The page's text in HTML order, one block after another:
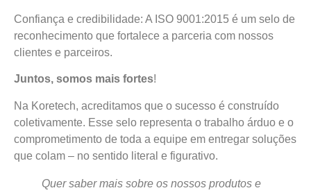
Confiança e credibilidade: A ISO 9001:2015 é um selo de
reconhecimento que fortalece a parceria com nossos
clientes e parceiros.
Juntos, somos mais fortes!
Na Koretech, acreditamos que o sucesso é construído
coletivamente. Esse selo representa o trabalho árduo e o
comprometimento de toda a equipe em entregar soluções
que colam – no sentido literal e figurativo.
Quer saber mais sobre os nossos produtos e